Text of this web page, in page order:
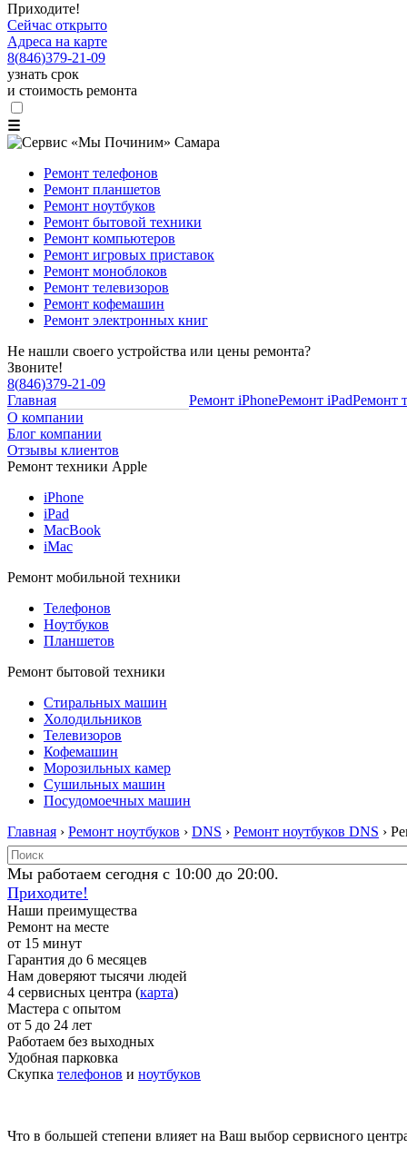
Приходите!
Сейчас открыто
Адреса на карте
8(846)379-21-09
узнать срок
и стоимость ремонта
☰
Ремонт телефонов
Ремонт планшетов
Ремонт ноутбуков
Ремонт бытовой техники
Ремонт компьютеров
Ремонт игровых приставок
Ремонт моноблоков
Ремонт телевизоров
Ремонт кофемашин
Ремонт электронных книг
Не нашли своего устройства или цены ремонта?
Звоните!
8(846)379-21-09
Главная
О компании
Блог компании
Отзывы клиентов
Ремонт iPhoneРемонт iPadРемонт
Ремонт техники Apple
iPhone
iPad
MacBook
iMac
Ремонт мобильной техники
Телефонов
Ноутбуков
Планшетов
Ремонт бытовой техники
Стиральных машин
Холодильников
Телевизоров
Кофемашин
Морозильных камер
Сушильных машин
Посудомоечных машин
Главная › Ремонт ноутбуков › DNS › Ремонт ноутбуков DNS ›
Мы работаем сегодня с 10:00 до 20:00.
Приходите!
Наши преимущества
Ремонт на месте
от 15 минут
Гарантия до 6 месяцев
Нам доверяют тысячи людей
4 сервисных центра (карта)
Мастера с опытом
от 5 до 24 лет
Работаем без выходных
Удобная парковка
Скупка телефонов и ноутбуков
Что в большей степени влияет на Ваш выбор сервисного